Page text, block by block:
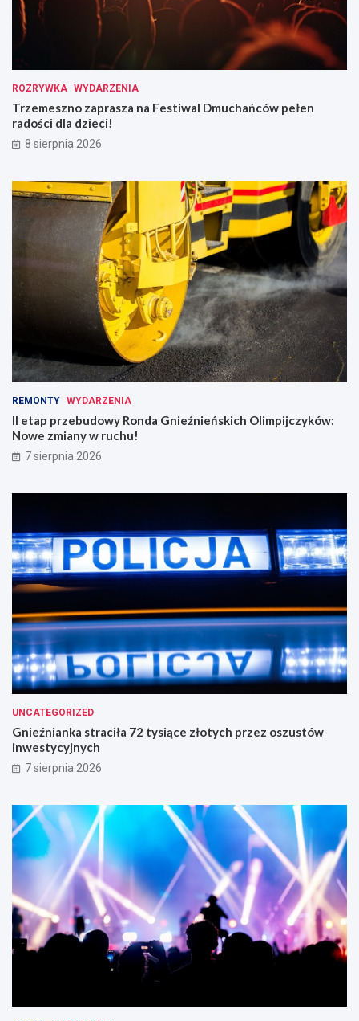
ROZRYWKA WYDARZENIA
Trzemeszno zaprasza na Festiwal Dmuchańców pełen
radości dla dzieci!
8 sierpnia 2026
REMONTY WYDARZENIA
II etap przebudowy Ronda Gnieźnieńskich Olimpijczyków:
Nowe zmiany w ruchu!
7 sierpnia 2026
UNCATEGORIZED
Gnieźnianka straciła 72 tysiące złotych przez oszustów
inwestycyjnych
7 sierpnia 2026